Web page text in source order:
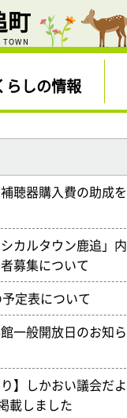
町
らしの情報
聴器購入費の助成を
カルタウン鹿追」内
募集について
定表について
一般開放日のお知ら
り】しかおい議会だよ
載しました